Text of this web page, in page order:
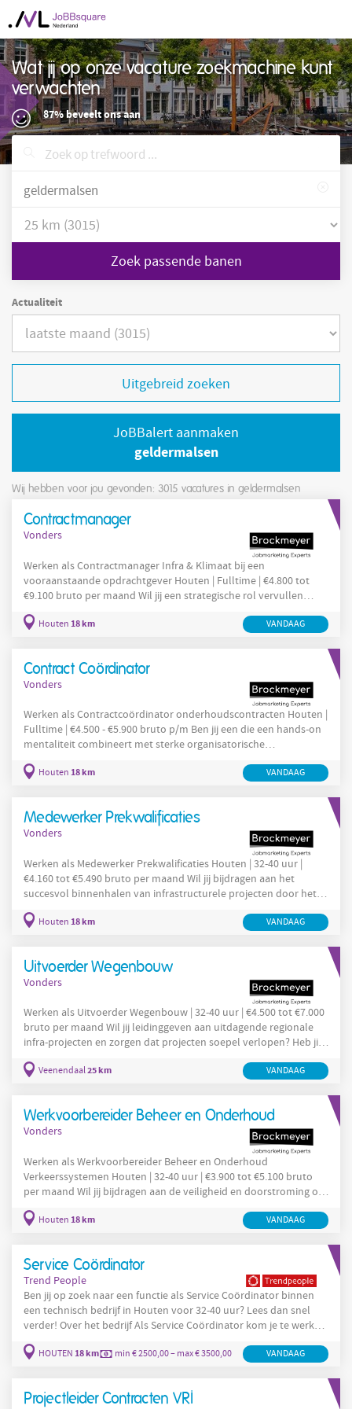
Wat jij op onze vacature zoekmachine kunt
verwachten
87% beveelt ons aan
Zoek passende banen
Actualiteit
Uitgebreid zoeken
JoBBalert aanmaken
geldermalsen
Wij hebben voor jou gevonden: 3015 vacatures in geldermalsen
Contractmanager
Vonders
Werken als Contractmanager Infra & Klimaat bij een
vooraanstaande opdrachtgever Houten | Fulltime | €4.800 tot
€9.100 bruto per maand Wil jij een strategische rol vervullen
contracten en afspraken worden nagekomen? Ben jij een ervaren
VONDERS op deze vacature Contractmanager voor
Houten 18 km VANDAAG
Contract Coördinator
Vonders
Werken als Contractcoördinator onderhoudscontracten Houten |
Fulltime | €4.500 - €5.900 bruto p/m Ben jij een die een hands-on
mentaliteit combineert met sterke organisatorische
je onderdeel worden van een organisatie waar vakmanschap en
in Houten. Over de opdrachtgever
Houten 18 km VANDAAG
Medewerker Prekwalificaties
Vonders
Werken als Medewerker Prekwalificaties Houten | 32-40 uur |
€4.160 tot €5.490 bruto per maand Wil jij bijdragen aan het
succesvol binnenhalen van infrastructurele projecten door het
met aanbestedingen en werk je secuur, georganiseerd en
Onze opdrachtgever is een
Houten 18 km VANDAAG
Uitvoerder Wegenbouw
Vonders
Werken als Uitvoerder Wegenbouw | 32-40 uur | €4.500 tot €7.000
bruto per maand Wil jij leidinggeven aan uitdagende regionale
infra-projecten en zorgen dat projecten soepel verlopen? Heb jij
een nieuwe stap in je carrière? Solliciteer dan via VONDERS op
en infrastructuur. Ze werken
Veenendaal25 km VANDAAG
Werkvoorbereider Beheer en Onderhoud
Vonders
Werken als Werkvoorbereider Beheer en Onderhoud
Verkeerssystemen Houten | 32-40 uur | €3.900 tot €5.100 bruto
per maand Wil jij bijdragen aan de veiligheid en doorstroming op
communicatief sterk en heb je affiniteit met
Onderhoud bij onze opdrachtgever in Houten. Over de
Houten 18 km VANDAAG
Service Coördinator
Trend People
Ben jij op zoek naar een functie als Service Coördinator binnen
een technisch bedrijf in Houten voor 32-40 uur? Lees dan snel
verder! Over het bedrijf Als Service Coördinator kom je te werken
organisatie houdt zich bezig met de beschikbaarheid, controle en
Coördinator ben je een kei in organiseren en
HOUTEN 18 km min € 2500,00 – max € 3500,00 VANDAAG
Projectleider Contracten VRI